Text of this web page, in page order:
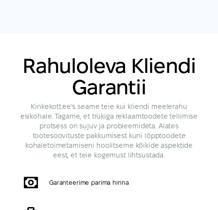
Rahuloleva Kliendi
Garantii
Kinkekott.ee's seame teie kui kliendi meelerahu
esikohale. Tagame, et trükiga reklaamtoodete tellimise
protsess on sujuv ja probleemideta. Alates
tootesoovituste pakkumisest kuni lõpptoodete
kohaletoimetamiseni hoolitseme kõikide aspektide
eest, et teie kogemust lihtsustada.
Garanteerime parima hinna